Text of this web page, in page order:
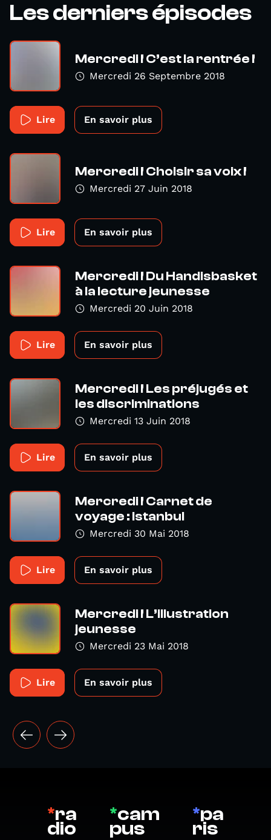
Les derniers épisodes
Mercredi ! C’est la rentrée !
Mercredi 26 Septembre 2018
Lire En savoir plus
Mercredi ! Choisir sa voix !
Mercredi 27 Juin 2018
Lire En savoir plus
Mercredi ! Du Handisbasket
à la lecture jeunesse
Mercredi 20 Juin 2018
Lire En savoir plus
Mercredi ! Les préjugés et
les discriminations
Mercredi 13 Juin 2018
Lire En savoir plus
Mercredi ! Carnet de
voyage : Istanbul
Mercredi 30 Mai 2018
Lire En savoir plus
Mercredi ! L’illustration
jeunesse
Mercredi 23 Mai 2018
Lire En savoir plus
*ra
dio
*cam
pus
*pa
ris